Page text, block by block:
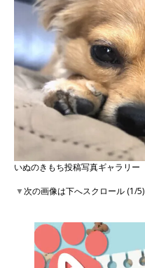
いぬのきもち投稿写真ギャラリー
▼次の画像は下へスクロール (1/5)